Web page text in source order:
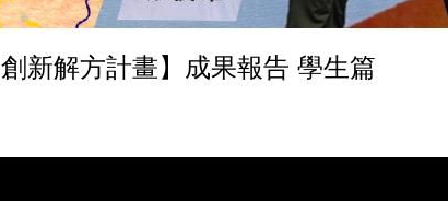
新解方計畫】成果報告 學生篇